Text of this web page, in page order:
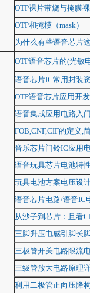
OTP裸片带烧与掩膜
OTP和掩模（mask）
为什么有些语音芯片
OTP语音芯片的(光敏
语音芯片IC常用封装
OTP语音芯片应用开
语音集成应用电路入
FOB,CNF,CIF的定义,
音乐芯片门铃IC应用
语音玩具芯片电池特
玩具电池方案电压设
语音芯片电路/语音IC
从沙子到芯片：且看
三脚升压电感引脚长
三极管开关电路限流
三级管放大电路原理
利用二极管正向压降